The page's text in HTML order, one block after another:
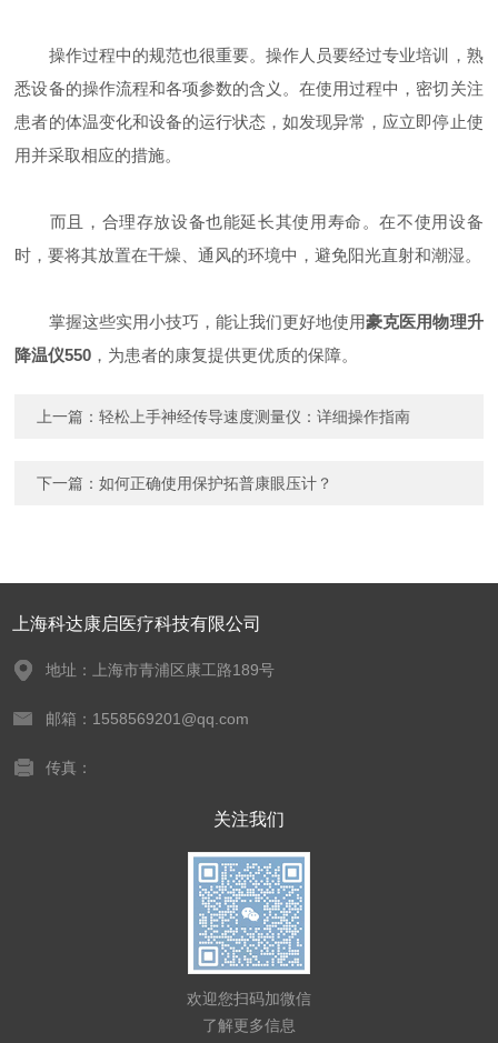
操作过程中的规范也很重要。操作人员要经过专业培训，熟
悉设备的操作流程和各项参数的含义。在使用过程中，密切关注
患者的体温变化和设备的运行状态，如发现异常，应立即停止使
用并采取相应的措施。
而且，合理存放设备也能延长其使用寿命。在不使用设备
时，要将其放置在干燥、通风的环境中，避免阳光直射和潮湿。
掌握这些实用小技巧，能让我们更好地使用豪克医用物理升
降温仪550 ，为患者的康复提供更优质的保障。
上一篇：轻松上手神经传导速度测量仪：详细操作指南
下一篇：如何正确使用保护拓普康眼压计？
上海科达康启医疗科技有限公司
地址：上海市青浦区康工路189号
邮箱：1558569201@qq.com
传真：
关注我们
欢迎您扫码加微信
了解更多信息